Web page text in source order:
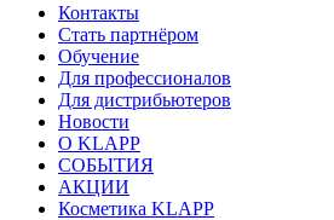
Контакты
Стать партнёром
Обучение
Для профессионалов
Для дистрибьютеров
Новости
О KLAPP
СОБЫТИЯ
АКЦИИ
Косметика KLAPP